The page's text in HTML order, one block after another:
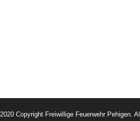
2020 Copyright Freiwillige Feuerwehr Pehigen.